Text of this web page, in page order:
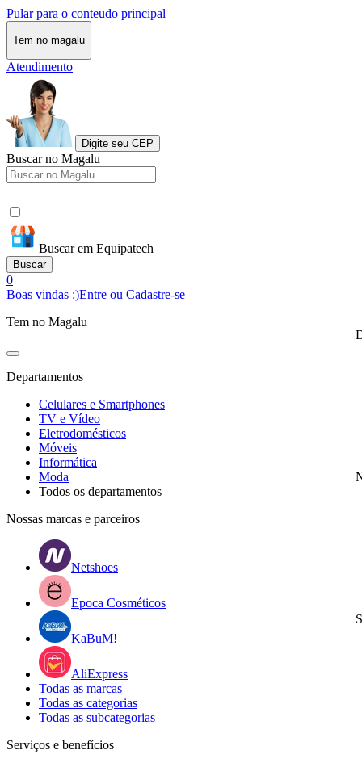
Pular para o conteudo principal
Tem no magalu
Atendimento
Digite seu CEP
Buscar no Magalu
Buscar em Equipatech
Buscar
0
Boas vindas :)Entre ou Cadastre-se
Tem no Magalu
Departamentos
Celulares e Smartphones
TV e Vídeo
Eletrodomésticos
Móveis
Informática
Moda
Todos os departamentos
Nossas marcas e parceiros
Netshoes
Epoca Cosméticos
KaBuM!
AliExpress
Todas as marcas
Todas as categorias
Todas as subcategorias
Serviços e benefícios